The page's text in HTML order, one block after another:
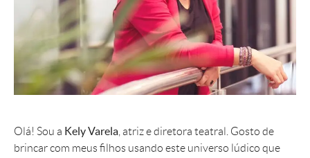
Olá! Sou a Kely Varela , atriz e diretora teatral. Gosto de
brincar com meus filhos usando este universo lúdico que